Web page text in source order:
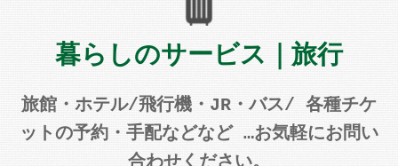
暮らしのサービス｜旅行
旅館・ホテル/飛行機・JR・バス/ 各種チケ
ットの予約・手配などなど …お気軽にお問い
合わせください。